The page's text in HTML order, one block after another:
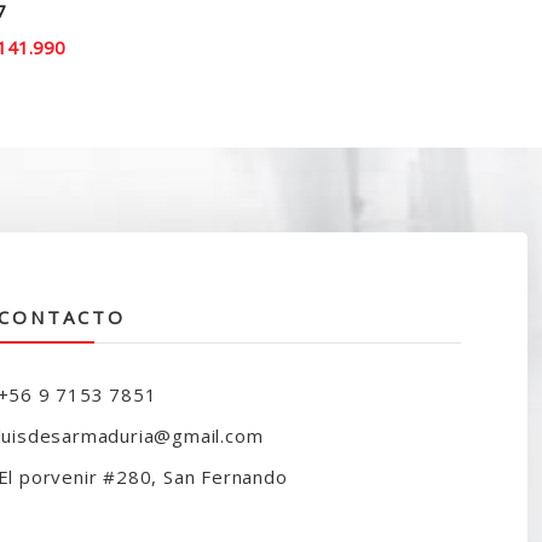
El
9 7153 7851
El porvenir #280, San Fernando